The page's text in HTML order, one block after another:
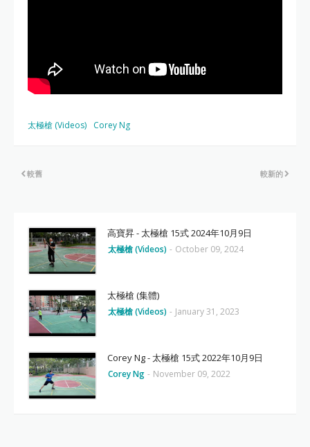
太極槍 (Videos) Corey Ng
較新的
較舊
高寶昇 - 太極槍 15式 2024年10月9日
太極槍 (Videos) - October 09, 2024
太極槍 (集體)
太極槍 (Videos) - January 31, 2023
Corey Ng - 太極槍 15式 2022年10月9日
Corey Ng - November 09, 2022